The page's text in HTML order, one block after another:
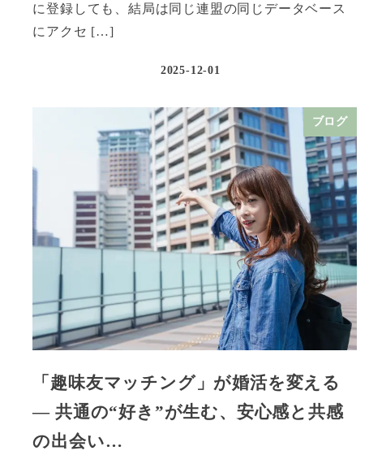
に登録しても、結局は同じ連盟の同じデータベース
にアクセ […]
2025-12-01
ブログ
「趣味友マッチング」が婚活を変える
― 共通の“好き”が生む、安心感と共感
の出会い…